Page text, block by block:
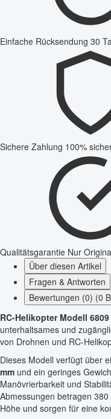
Einfache Rücksendung 30
Sichere Zahlung 100%
Qualitätsgarantie Nur
Über diesen Artikel
Fragen & Antworten
Bewertungen (0) (0
RC-Helikopter Modell
unterhaltsames und
von Drohnen und RC-
Dieses Modell verfügt über
mm und ein geringes
Manövrierbarkeit und
Abmessungen betragen
Höhe und sorgen für eine